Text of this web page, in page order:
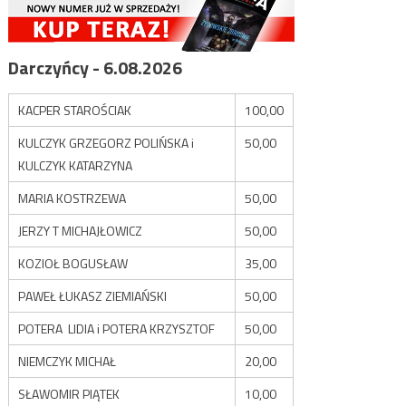
Darczyńcy - 6.08.2026
KACPER STAROŚCIAK
100,00
KULCZYK GRZEGORZ POLIŃSKA i
KULCZYK KATARZYNA
50,00
MARIA KOSTRZEWA
50,00
JERZY T MICHAJŁOWICZ
50,00
KOZIOŁ BOGUSŁAW
35,00
PAWEŁ ŁUKASZ ZIEMIAŃSKI
50,00
POTERA LIDIA i POTERA KRZYSZTOF
50,00
NIEMCZYK MICHAŁ
20,00
SŁAWOMIR PIĄTEK
10,00